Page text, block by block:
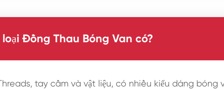
Đồng Thau Bóng Van có?
tay cầm và vật liệu, có nhiều kiểu dáng